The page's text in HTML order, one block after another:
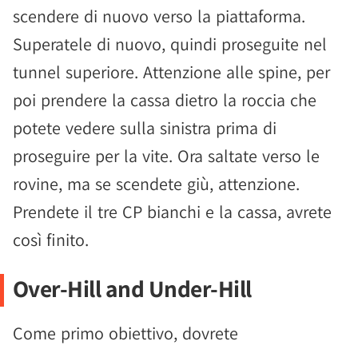
scendere di nuovo verso la piattaforma.
Superatele di nuovo, quindi proseguite nel
tunnel superiore. Attenzione alle spine, per
poi prendere la cassa dietro la roccia che
potete vedere sulla sinistra prima di
proseguire per la vite. Ora saltate verso le
rovine, ma se scendete giù, attenzione.
Prendete il tre CP bianchi e la cassa, avrete
così finito.
Over-Hill and Under-Hill
Come primo obiettivo, dovrete